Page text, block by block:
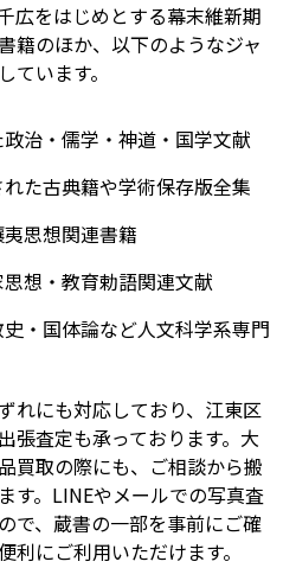
広をはじめとする幕末維新期
籍のほか、以下のようなジャ
ています。
治・儒学・神道・国学文献
た古典籍や学術保存版全集
思想関連書籍
想・教育勅語関連文献
・国体論など人文科学系専門
れにも対応しており、江東区
張査定も承っております。大
買取の際にも、ご相談から搬
す。LINEやメールでの写真査
で、蔵書の一部を事前にご確
にご利用いただけます。